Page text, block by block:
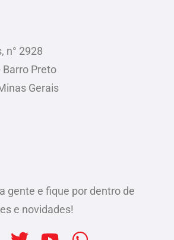
n° 2928
Barro Preto
Gerais
gente e fique por dentro de
e novidades!